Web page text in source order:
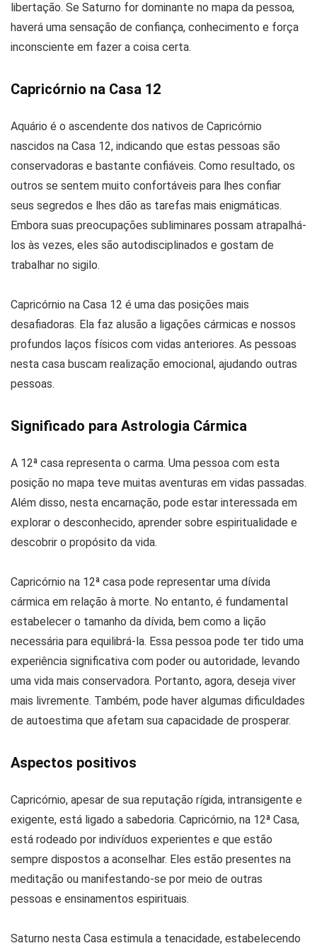
libertação. Se Saturno for dominante no mapa da pessoa,
haverá uma sensação de confiança, conhecimento e força
inconsciente em fazer a coisa certa.
Capricórnio na Casa 12
Aquário é o ascendente dos nativos de Capricórnio
nascidos na Casa 12, indicando que estas pessoas são
conservadoras e bastante confiáveis. Como resultado, os
outros se sentem muito confortáveis para lhes confiar
seus segredos e lhes dão as tarefas mais enigmáticas.
Embora suas preocupações subliminares possam atrapalhá-
los às vezes, eles são autodisciplinados e gostam de
trabalhar no sigilo.
Capricórnio na Casa 12 é uma das posições mais
desafiadoras. Ela faz alusão a ligações cármicas e nossos
profundos laços físicos com vidas anteriores. As pessoas
nesta casa buscam realização emocional, ajudando outras
pessoas.
Significado para Astrologia Cármica
A 12ª casa representa o carma. Uma pessoa com esta
posição no mapa teve muitas aventuras em vidas passadas.
Além disso, nesta encarnação, pode estar interessada em
explorar o desconhecido, aprender sobre espiritualidade e
descobrir o propósito da vida.
Capricórnio na 12ª casa pode representar uma dívida
cármica em relação à morte. No entanto, é fundamental
estabelecer o tamanho da dívida, bem como a lição
necessária para equilibrá-la. Essa pessoa pode ter tido uma
experiência significativa com poder ou autoridade, levando
uma vida mais conservadora. Portanto, agora, deseja viver
mais livremente. Também, pode haver algumas dificuldades
de autoestima que afetam sua capacidade de prosperar.
Aspectos positivos
Capricórnio, apesar de sua reputação rígida, intransigente e
exigente, está ligado a sabedoria. Capricórnio, na 12ª Casa,
está rodeado por indivíduos experientes e que estão
sempre dispostos a aconselhar. Eles estão presentes na
meditação ou manifestando-se por meio de outras
pessoas e ensinamentos espirituais.
Saturno nesta Casa estimula a tenacidade, estabelecendo